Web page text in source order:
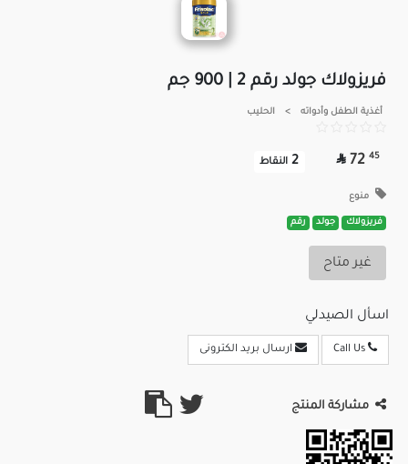
فريزولاك جولد رقم 2 | 900 جم
أغذية الطفل وأدواته > الحليب
45
72

2 النقاط
منوع
فريزولاك جولد رقم
غير متاح
اسأل الصيدلي
ارسال بريد الكترونى
مشاركة المنتج